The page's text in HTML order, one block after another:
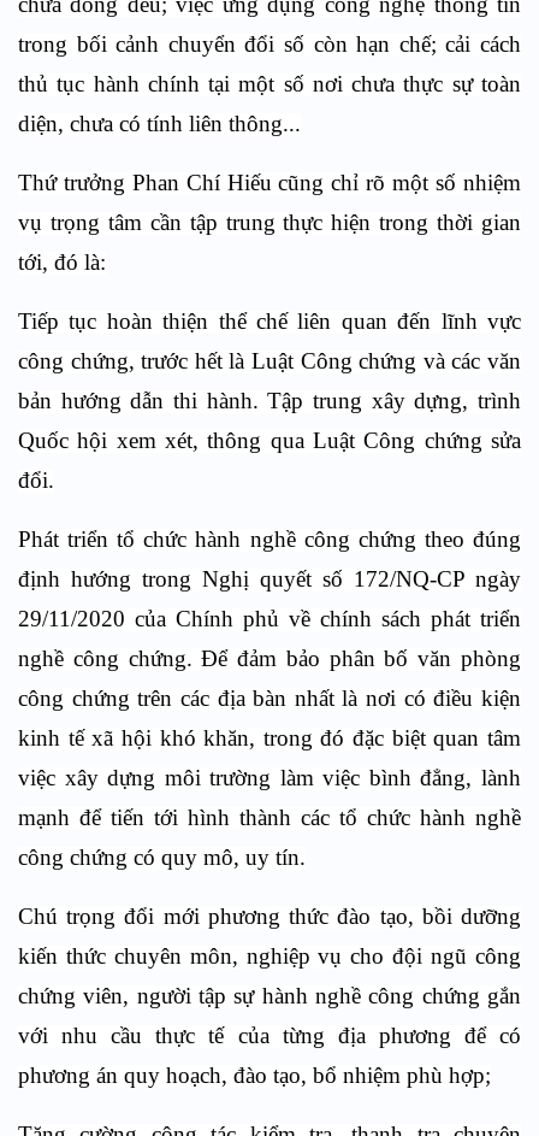
trong bối cảnh chuyển đổi số còn hạn chế; cải cách
thủ tục hành chính tại một số nơi chưa thực sự toàn
diện, chưa có tính liên thông...
Thứ trưởng Phan Chí Hiếu cũng chỉ rõ một số nhiệm
vụ trọng tâm cần tập trung thực hiện trong thời gian
tới, đó là:
Tiếp tục hoàn thiện thể chế liên quan đến lĩnh vực
công chứng, trước hết là Luật Công chứng và các văn
bản hướng dẫn thi hành. Tập trung xây dựng, trình
Quốc hội xem xét, thông qua Luật Công chứng sửa
đổi.
Phát triển tổ chức hành nghề công chứng theo đúng
định hướng trong Nghị quyết số 172/NQ-CP ngày
29/11/2020 của Chính phủ về chính sách phát triển
nghề công chứng. Để đảm bảo phân bố văn phòng
công chứng trên các địa bàn nhất là nơi có điều kiện
kinh tế xã hội khó khăn, trong đó đặc biệt quan tâm
việc xây dựng môi trường làm việc bình đẳng, lành
mạnh để tiến tới hình thành các tổ chức hành nghề
công chứng có quy mô, uy tín.
Chú trọng đổi mới phương thức đào tạo, bồi dưỡng
kiến thức chuyên môn, nghiệp vụ cho đội ngũ công
chứng viên, người tập sự hành nghề công chứng gắn
với nhu cầu thực tế của từng địa phương để có
phương án quy hoạch, đào tạo, bổ nhiệm phù hợp;